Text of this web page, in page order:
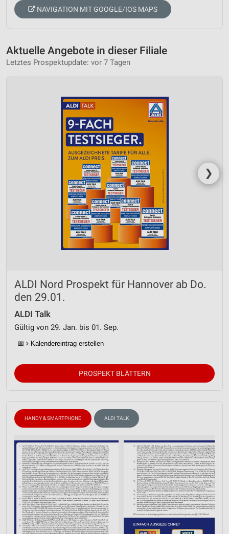
NAVIGATION MIT GOOGLE/IOS MAPS
Aktuelle Angebote in dieser Filiale
Letztes Prospektupdate: vor 7 Tagen
❯
ALDI Nord Prospekt für Hannover ab Do.
den 29.01.
ALDI Talk
Gültig von 29. Jan. bis 01. Sep.
📅 Kalendereintrag erstellen
PROSPEKT BLÄTTERN
HANDY & SMARTPHONE ALDI TALK